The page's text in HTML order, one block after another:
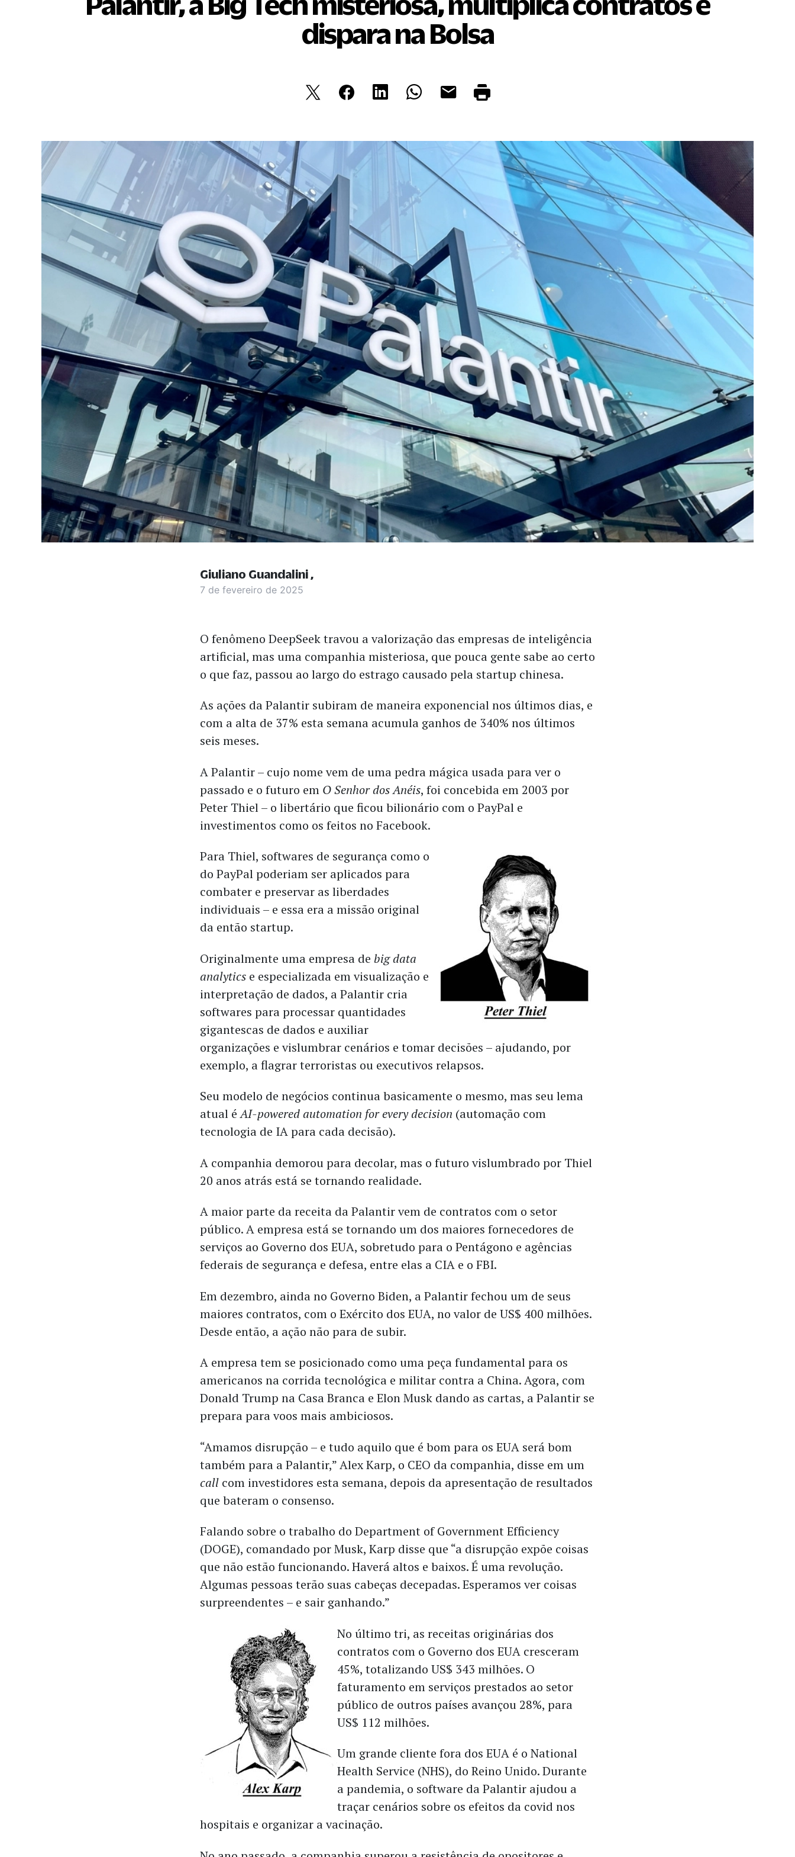
dispara na Bolsa
7 de fevereiro de 2025
O fenômeno DeepSeek travou a valorização das empresas de inteligência
artificial, mas uma companhia misteriosa, que pouca gente sabe ao certo
o que faz, passou ao largo do estrago causado pela startup chinesa.
As ações da Palantir subiram de maneira exponencial nos últimos dias, e
com a alta de 37% esta semana acumula ganhos de 340% nos últimos
seis meses.
A Palantir – cujo nome vem de uma pedra mágica usada para ver o
passado e o futuro em O Senhor dos Anéis, foi concebida em 2003 por
Peter Thiel – o libertário que ficou bilionário com o PayPal e
investimentos como os feitos no Facebook.
Para Thiel, softwares de segurança como o
do PayPal poderiam ser aplicados para
combater e preservar as liberdades
individuais – e essa era a missão original
da então startup.
Originalmente uma empresa de big data
analytics e especializada em visualização e
interpretação de dados, a Palantir cria
softwares para processar quantidades
gigantescas de dados e auxiliar
organizações e vislumbrar cenários e tomar decisões – ajudando, por
exemplo, a flagrar terroristas ou executivos relapsos.
Seu modelo de negócios continua basicamente o mesmo, mas seu lema
atual éAI-powered automation for every decision (automação com
tecnologia de IA para cada decisão).
A companhia demorou para decolar, mas o futuro vislumbrado por Thiel
20 anos atrás está se tornando realidade.
A maior parte da receita da Palantir vem de contratos com o setor
público. A empresa está se tornando um dos maiores fornecedores de
serviços ao Governo dos EUA, sobretudo para o Pentágono e agências
federais de segurança e defesa, entre elas a CIA e o FBI.
Em dezembro, ainda no Governo Biden, a Palantir fechou um de seus
maiores contratos, com o Exército dos EUA, no valor de US$ 400 milhões.
Desde então, a ação não para de subir.
A empresa tem se posicionado como uma peça fundamental para os
americanos na corrida tecnológica e militar contra a China. Agora, com
Donald Trump na Casa Branca e Elon Musk dando as cartas, a Palantir se
prepara para voos mais ambiciosos.
“Amamos disrupção – e tudo aquilo que é bom para os EUA será bom
também para a Palantir,” Alex Karp, o CEO da companhia, disse em um
call com investidores esta semana, depois da apresentação de resultados
que bateram o consenso.
Falando sobre o trabalho do Department of Government Efficiency
(DOGE), comandado por Musk, Karp disse que “a disrupção expõe coisas
que não estão funcionando. Haverá altos e baixos. É uma revolução.
Algumas pessoas terão suas cabeças decepadas. Esperamos ver coisas
surpreendentes – e sair ganhando.”
No último tri, as receitas originárias dos
contratos com o Governo dos EUA cresceram
45%, totalizando US$ 343 milhões. O
faturamento em serviços prestados ao setor
público de outros países avançou 28%, para
US$ 112 milhões.
Um grande cliente fora dos EUA é o National
Health Service (NHS), do Reino Unido. Durante
a pandemia, o software da Palantir ajudou a
traçar cenários sobre os efeitos da covid nos
hospitais e organizar a vacinação.
Giuliano Guandalini